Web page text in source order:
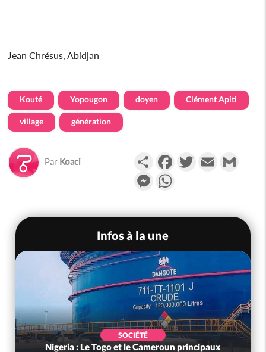
Jean Chrésus, Abidjan
Kouté Yopougon doyen Clément Apiti
village génération
Par Koaci PartagerFacebookTwitterEmail
Messenger
Infos à la une
SOCIÉTÉ
Côte d'Ivoire : Kossandji sous le choc, trois